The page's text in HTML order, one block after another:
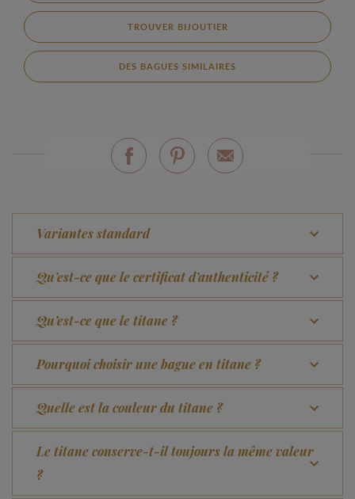
TROUVER BIJOUTIER
DES BAGUES SIMILAIRES
Variantes standard
Qu’est-ce que le certificat d’authenticité ?
Qu’est-ce que le titane ?
Pourquoi choisir une bague en titane ?
Quelle est la couleur du titane ?
Le titane conserve-t-il toujours la même valeur
?